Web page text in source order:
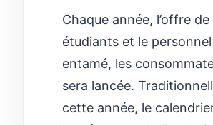
Chaque année, l’offre
étudiants et le
entamé, les
sera lancée.
cette année, le